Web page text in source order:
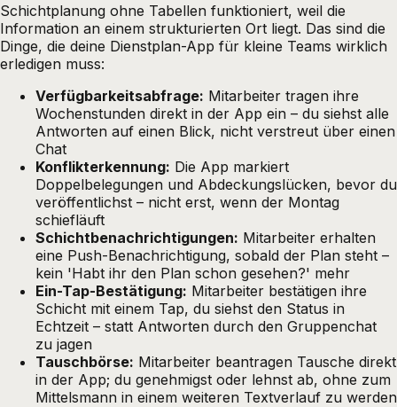
Schichtplanung ohne Tabellen funktioniert, weil die
Information an einem strukturierten Ort liegt. Das sind die
Dinge, die deine Dienstplan-App für kleine Teams wirklich
erledigen muss:
Verfügbarkeitsabfrage: Mitarbeiter tragen ihre
Wochenstunden direkt in der App ein – du siehst alle
Antworten auf einen Blick, nicht verstreut über einen
Chat
Konflikterkennung: Die App markiert
Doppelbelegungen und Abdeckungslücken, bevor du
veröffentlichst – nicht erst, wenn der Montag
schiefläuft
Schichtbenachrichtigungen: Mitarbeiter erhalten
eine Push-Benachrichtigung, sobald der Plan steht –
kein 'Habt ihr den Plan schon gesehen?' mehr
Ein-Tap-Bestätigung: Mitarbeiter bestätigen ihre
Schicht mit einem Tap, du siehst den Status in
Echtzeit – statt Antworten durch den Gruppenchat
zu jagen
Tauschbörse: Mitarbeiter beantragen Tausche direkt
in der App; du genehmigst oder lehnst ab, ohne zum
Mittelsmann in einem weiteren Textverlauf zu werden